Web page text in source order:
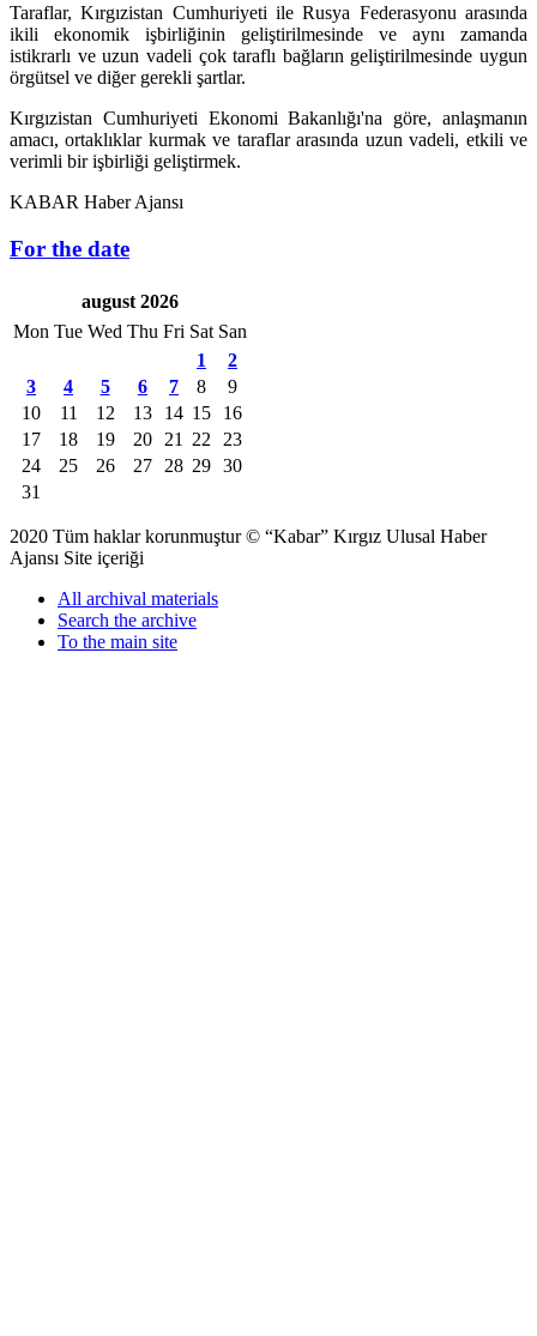
Taraflar, Kırgızistan Cumhuriyeti ile Rusya Federasyonu arasında
ikili ekonomik işbirliğinin geliştirilmesinde ve aynı zamanda
istikrarlı ve uzun vadeli çok taraflı bağların geliştirilmesinde uygun
örgütsel ve diğer gerekli şartlar.
Kırgızistan Cumhuriyeti Ekonomi Bakanlığı'na göre, anlaşmanın
amacı, ortaklıklar kurmak ve taraflar arasında uzun vadeli, etkili ve
verimli bir işbirliği geliştirmek.
KABAR Haber Ajansı
For the date
august 2026
Mon Tue Wed Thu Fri Sat San
1
2
3
4 5 6 7 8
9
10
11 12 13 14 15
16
17
18 19 20 21 22
23
24
25 26 27 28 29 30
31
2020 Tüm haklar korunmuştur © “Kabar” Kırgız Ulusal Haber
Ajansı Site içeriği
All archival materials
Search the archive
To the main site